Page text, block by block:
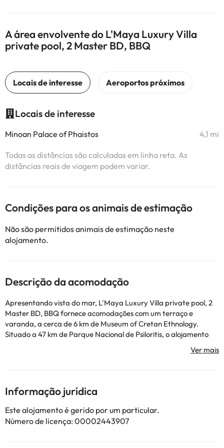
A área envolvente do L'Maya Luxury Villa
private pool, 2 Master BD, BBQ
Locais de interesse
Minoan Palace of Phaistos 4,1 mi
Todas as distâncias são calculadas em linha reta. As
distâncias reais de viagem podem variar.
Condições para os animais de estimação
Não são permitidos animais de estimação neste
alojamento.
Descrição da acomodação
Apresentando vista do mar, L'Maya Luxury Villa private pool, 2
Master BD, BBQ fornece acomodações com um terraço e
varanda, a cerca de 6 km de Museum of Cretan Ethnology.
Situado a 47 km de Parque Nacional de Psiloritis, o alojamento
apresenta uma piscina exterior sazonal e estacionamento
chuveiro e um secador de cabelo. Toalhas e roupa de cama são
providenciadas nesta casa de férias. Festo fica a 8,7 km de
L'Maya Luxury Villa private pool, 2 Master BD, BBQ, enquanto
Arkadi Monastery fica a 47 km da propriedade. O Aeroporto
Internacional de Heraklion fica a 63 km de distância.
Informação jurídica
Este alojamento é gerido por um particular.
Número de licença: 00002443907